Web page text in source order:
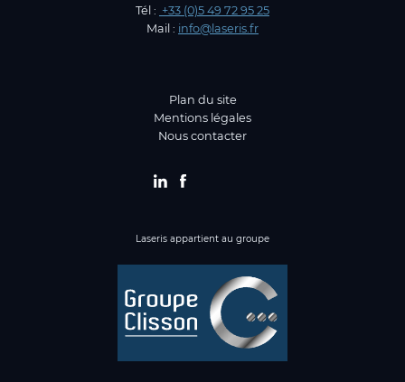
Tél : +33 (0)5 49 72 95 25
Mail : info@laseris.fr
Plan du site
Mentions légales
Nous contacter
LinkedinFacebook
Laseris appartient au groupe